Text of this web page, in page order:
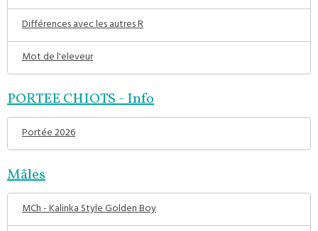
Différences avec les autres R
Mot de l'eleveur
PORTEE CHIOTS - Info
Portée 2026
Mâles
MCh - Kalinka Style Golden Boy